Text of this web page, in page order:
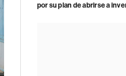
por su plan de abrirse a